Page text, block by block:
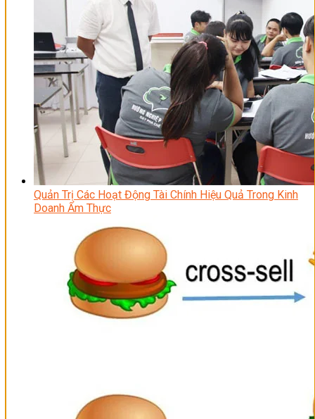
Quản Trị Các Hoạt Động Tài Chính Hiệu Quả Trong Kinh
Doanh Ẩm Thực